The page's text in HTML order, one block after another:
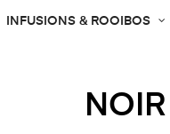
INFUSIONS & ROOIBOS